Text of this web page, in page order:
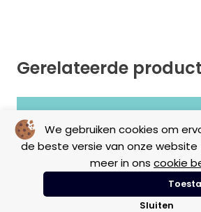
We gebruiken cookies om
de beste versie van onze website
meer in ons cookie
Sluiten
Gerelateerde
Geen resultaten